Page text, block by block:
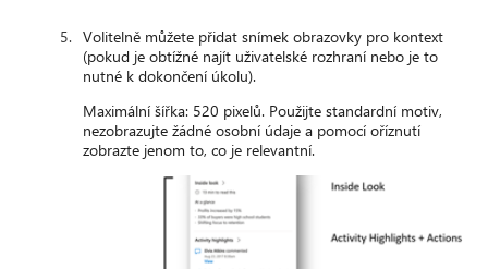
Volitelně můžete přidat snímek obrazovky pro kontext
(pokud je obtížné najít uživatelské rozhraní nebo je to
nutné k dokončení úkolu).
Maximální šířka: 520 pixelů. Použijte standardní motiv,
nezobrazujte žádné osobní údaje a pomocí oříznutí
zobrazte jenom to, co je relevantní.